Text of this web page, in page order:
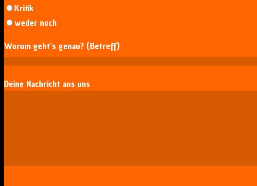
Kritik
weder noch
Worum geht's genau? (Betreff)
Deine Nachricht ans uns